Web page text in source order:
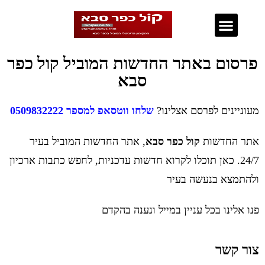
פרסום באתר החדשות המוביל קול כפר
סבא
מעוניינים לפרסם אצלינו? שלחו ווטסאפ למספר 0509832222
אתר החדשות קול כפר סבא, אתר החדשות המוביל בעיר
24/7. כאן תוכלו לקרוא חדשות עדכניות, לחפש כתבות ארכיון
ולהתמצא בנעשה בעיר
פנו אלינו בכל עניין במייל ונענה בהקדם
צור קשר